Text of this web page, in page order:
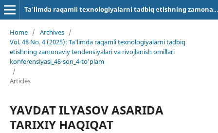
Ta'limda raqamli texnologiyalarni tadbiq etishning zamonaviy tendensiyalari va rivojlanish omillari
Home / Archives /
Vol. 48 No. 4 (2025): Ta'limda raqamli texnologiyalarni tadbiq
etishning zamonaviy tendensiyalari va rivojlanish omillari
konferensiyasi_48-son_4-to'plam
/
Articles
YAVDAT ILYASOV ASARIDA
TARIXIY HAQIQAT